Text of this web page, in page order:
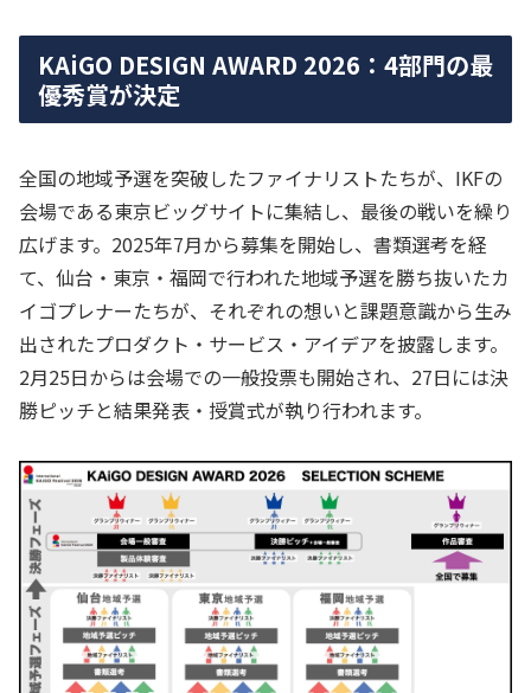
KAiGO DESIGN AWARD 2026：4部門の最
優秀賞が決定
全国の地域予選を突破したファイナリストたちが、IKFの
会場である東京ビッグサイトに集結し、最後の戦いを繰り
広げます。2025年7月から募集を開始し、書類選考を経
て、仙台・東京・福岡で行われた地域予選を勝ち抜いたカ
イゴプレナーたちが、それぞれの想いと課題意識から生み
出されたプロダクト・サービス・アイデアを披露します。
2月25日からは会場での一般投票も開始され、27日には決
勝ピッチと結果発表・授賞式が執り行われます。